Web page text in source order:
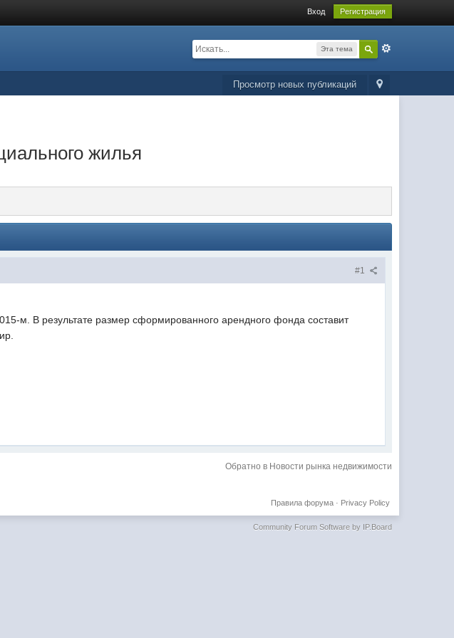
Вход Регистрация
Эта тема
Просмотр новых публикаций
жилья
#1
м. В результате размер сформированного арендного фонда составит
Обратно в Новости рынка недвижимости
Privacy Policy
Правила форума·
Community Forum Software by IP.Board